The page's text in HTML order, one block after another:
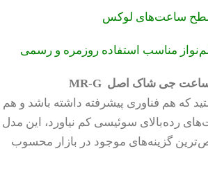
ساعت‌های لوکس
مناسب استفاده روزمره و رسمی
ساعت جی شاک اصل MR-G
که هم فناوری پیشرفته داشته باشد و هم
رده‌بالای سوئیسی کم نیاورد، این مدل
گزینه‌های موجود در بازار محسوب